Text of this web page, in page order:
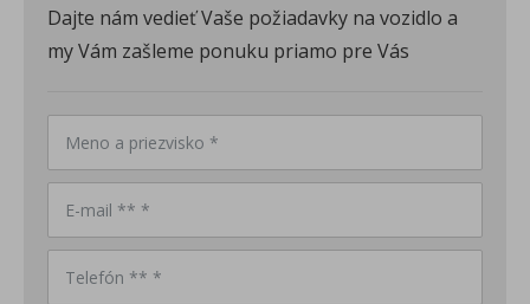
Dajte nám vedieť Vaše požiadavky na vozidlo a
my Vám zašleme ponuku priamo pre Vás
Meno a priezvisko *
E-mail ** *
Telefón ** *